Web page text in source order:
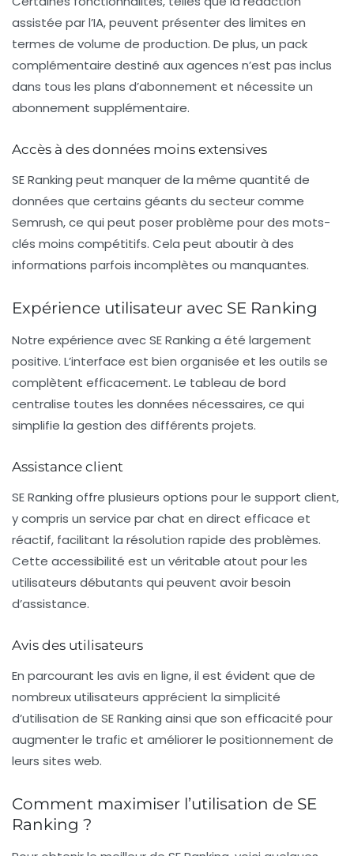
assistée par l’IA, peuvent présenterdes limites en
termes de volume de production. De plus, un pack
complémentaire destiné aux agences n’est pas inclus
dans tous les plans d’abonnement et nécessite un
abonnement supplémentaire.
Accès à des données moins extensives
SE Ranking peut manquer de la même quantité de
données que certains géants du secteur comme
Semrush, ce qui peut poser problème pour des mots-
clés moins compétitifs. Cela peut aboutir à des
informations parfois incomplètes ou manquantes.
Expérience utilisateur avec SE Ranking
Notre expérience avec SE Ranking a été largement
positive. L’interface est bien organisée et les outils se
complètent efficacement. Le tableau de bord
centralise toutes les données nécessaires, ce qui
simplifie la gestion des différents projets.
Assistance client
SE Ranking offre plusieurs options pour le support client,
y compris un service parchat en direct efficace et
réactif, facilitant la résolution rapide des problèmes.
Cette accessibilité est un véritable atout pour les
utilisateurs débutants qui peuvent avoir besoin
d’assistance.
Avis des utilisateurs
En parcourant les avis en ligne, il est évident que de
nombreux utilisateurs apprécient la simplicité
d’utilisation de SE Ranking ainsi que son efficacité pour
augmenter le trafic et améliorer le positionnement de
leurs sites web.
Comment maximiser l’utilisation de SE
Ranking ?